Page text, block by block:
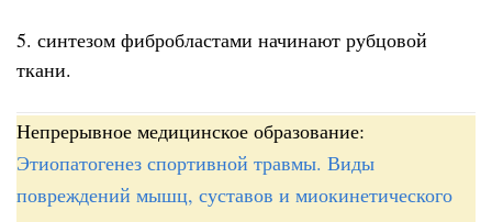
5. синтезом фибробластами начинают рубцовой
ткани.
Непрерывное медицинское образование:
Этиопатогенез спортивной травмы. Виды
повреждений мышц, суставов и миокинетического